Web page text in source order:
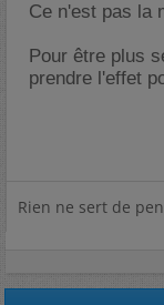
Ce n'est pas la
Pour être plus
prendre l'effet
Rien ne sert de